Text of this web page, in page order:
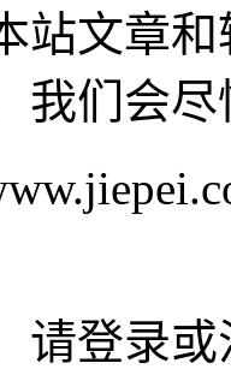
站文章
我们会
请登录或